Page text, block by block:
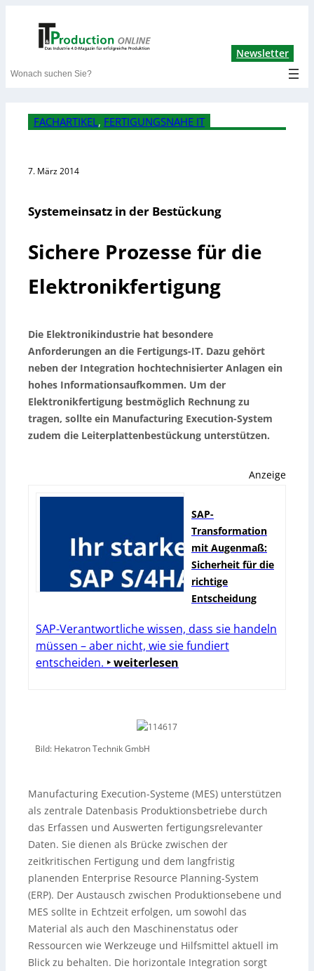
Newsletter
Search
FACHARTIKEL , FERTIGUNGSNAHE IT
7. März 2014
Systemeinsatz in der Bestückung
Sichere Prozesse für die
Elektronikfertigung
Die Elektronikindustrie hat besondere
Anforderungen an die Fertigungs-IT. Dazu gehört
neben der Integration hochtechnisierter Anlagen ein
hohes Informationsaufkommen. Um der
Elektronikfertigung bestmöglich Rechnung zu
tragen, sollte ein Manufacturing Execution-System
zudem die Leiterplattenbestückung unterstützen.
Anzeige
SAP-
Transformation
mit Augenmaß:
Sicherheit für die
richtige
Entscheidung
SAP-Verantwortliche wissen, dass sie handeln
müssen – aber nicht, wie sie fundiert
entscheiden. ‣ weiterlesen
Bild: Hekatron Technik GmbH
Manufacturing Execution-Systeme (MES) unterstützen
als zentrale Datenbasis Produktionsbetriebe durch
das Erfassen und Auswerten fertigungsrelevanter
Daten. Sie dienen als Brücke zwischen der
zeitkritischen Fertigung und dem langfristig
planenden Enterprise Resource Planning-System
(ERP). Der Austausch zwischen Produktionsebene und
MES sollte in Echtzeit erfolgen, um sowohl das
Material als auch den Maschinenstatus oder
Ressourcen wie Werkzeuge und Hilfsmittel aktuell im
Blick zu behalten. Die horizontale Integration sorgt